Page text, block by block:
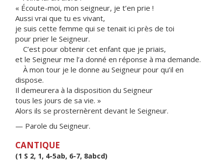
« Écoute-moi, mon seigneur, je t’en prie !
Aussi vrai que tu es vivant,
je suis cette femme qui se tenait ici près de toi
pour prier le Seigneur.
C’est pour obtenir cet enfant que je priais,
et le Seigneur me l’a donné en réponse à ma demande.
À mon tour je le donne au Seigneur pour qu’il en
dispose.
Il demeurera à la disposition du Seigneur
tous les jours de sa vie. »
Alors ils se prosternèrent devant le Seigneur.
— Parole du Seigneur.
CANTIQUE
(1 S 2, 1, 4-5ab, 6-7, 8abcd)